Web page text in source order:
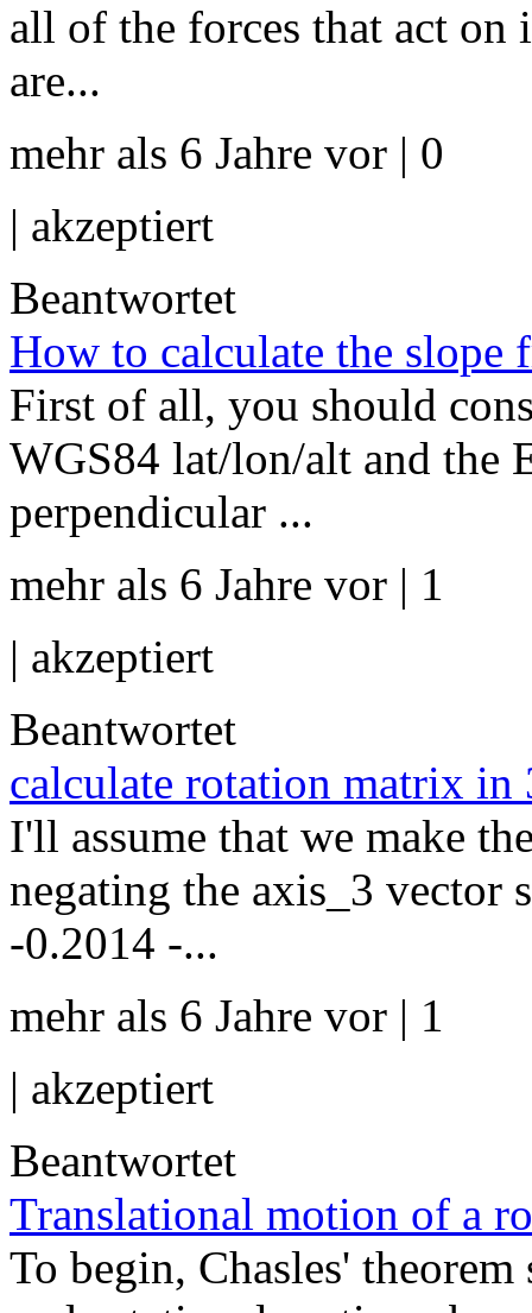
all of the forces that act on
are...
mehr als 6 Jahre vor | 0
| akzeptiert
Beantwortet
How to calculate the slope
First of all, you should
WGS84 lat/lon/alt and the
perpendicular ...
mehr als 6 Jahre vor | 1
| akzeptiert
Beantwortet
calculate rotation matrix in
I'll assume that we make
negating the axis_3 vector
-0.2014 -...
mehr als 6 Jahre vor | 1
| akzeptiert
Beantwortet
Translational motion of a
To begin, Chasles'